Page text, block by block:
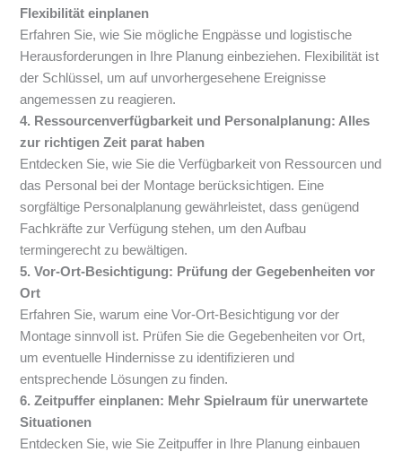
Flexibilität einplanen
Erfahren Sie, wie Sie mögliche Engpässe und logistische
Herausforderungen in Ihre Planung einbeziehen. Flexibilität ist
der Schlüssel, um auf unvorhergesehene Ereignisse
angemessen zu reagieren.
4. Ressourcenverfügbarkeit und Personalplanung: Alles
zur richtigen Zeit parat haben
Entdecken Sie, wie Sie die Verfügbarkeit von Ressourcen und
das Personal bei der Montage berücksichtigen. Eine
sorgfältige Personalplanung gewährleistet, dass genügend
Fachkräfte zur Verfügung stehen, um den Aufbau
termingerecht zu bewältigen.
5. Vor-Ort-Besichtigung: Prüfung der Gegebenheiten vor
Ort
Erfahren Sie, warum eine Vor-Ort-Besichtigung vor der
Montage sinnvoll ist. Prüfen Sie die Gegebenheiten vor Ort,
um eventuelle Hindernisse zu identifizieren und
entsprechende Lösungen zu finden.
6. Zeitpuffer einplanen: Mehr Spielraum für unerwartete
Situationen
Entdecken Sie, wie Sie Zeitpuffer in Ihre Planung einbauen